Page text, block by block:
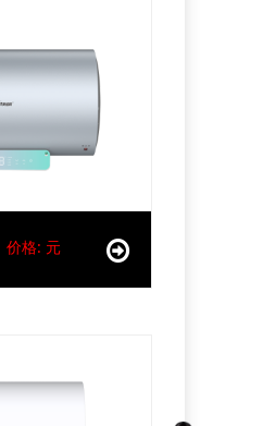
价格: 元